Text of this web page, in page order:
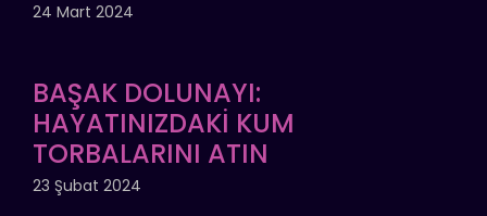
24 Mart 2024
BAŞAK DOLUNAYI:
HAYATINIZDAKİ KUM
TORBALARINI ATIN
23 Şubat 2024